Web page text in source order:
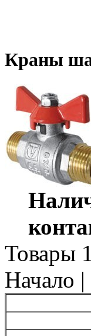
Краны
Товары
Начало